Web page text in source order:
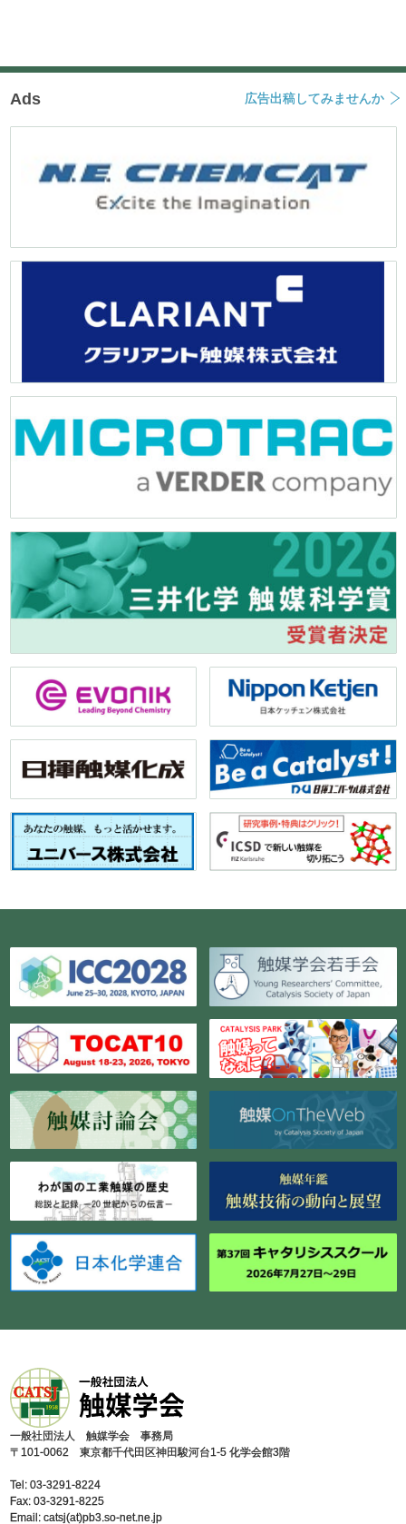
Ads 広告出稿してみませんか
⼀般社団法⼈ 触媒学会 事務局
〒101-0062 東京都千代⽥区神⽥駿河台1-5 化学会館3階
Tel: 03-3291-8224
Fax: 03-3291-8225
Email: catsj(at)pb3.so-net.ne.jp